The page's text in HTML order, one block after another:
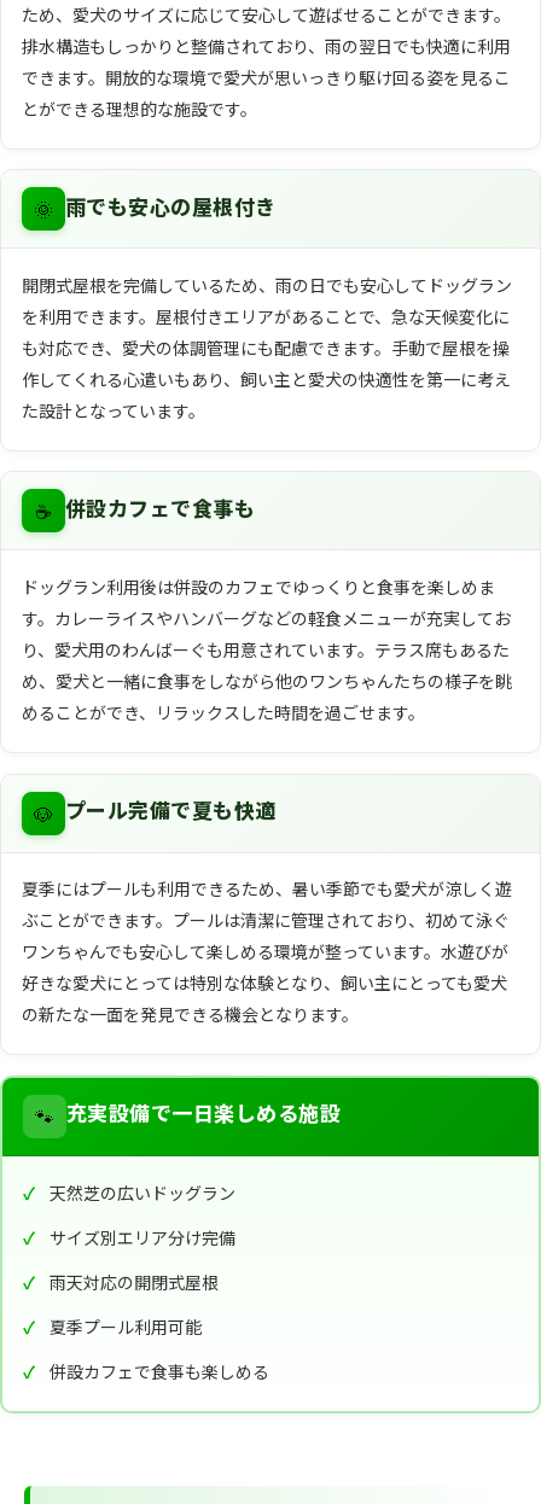
ため、愛犬のサイズに応じて安心して遊ばせることができます。
排水構造もしっかりと整備されており、雨の翌日でも快適に利用
できます。開放的な環境で愛犬が思いっきり駆け回る姿を見るこ
とができる理想的な施設です。
🌞 雨でも安心の屋根付き
開閉式屋根を完備しているため、雨の日でも安心してドッグラン
を利用できます。屋根付きエリアがあることで、急な天候変化に
も対応でき、愛犬の体調管理にも配慮できます。手動で屋根を操
作してくれる心遣いもあり、飼い主と愛犬の快適性を第一に考え
た設計となっています。
☕ 併設カフェで食事も
ドッグラン利用後は併設のカフェでゆっくりと食事を楽しめま
す。カレーライスやハンバーグなどの軽食メニューが充実してお
り、愛犬用のわんばーぐも用意されています。テラス席もあるた
め、愛犬と一緒に食事をしながら他のワンちゃんたちの様子を眺
めることができ、リラックスした時間を過ごせます。
🐶 プール完備で夏も快適
夏季にはプールも利用できるため、暑い季節でも愛犬が涼しく遊
ぶことができます。プールは清潔に管理されており、初めて泳ぐ
ワンちゃんでも安心して楽しめる環境が整っています。水遊びが
好きな愛犬にとっては特別な体験となり、飼い主にとっても愛犬
の新たな一面を発見できる機会となります。
🐾 充実設備で一日楽しめる施設
天然芝の広いドッグラン
サイズ別エリア分け完備
雨天対応の開閉式屋根
夏季プール利用可能
併設カフェで食事も楽しめる